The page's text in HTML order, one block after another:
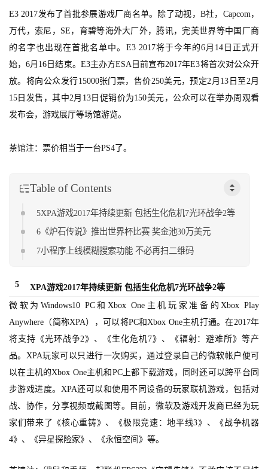
首
页
游
茶
原
创
戏
手
戏
单
机
游
闲
游
戏
2
E3 2017发布了首批参展游戏厂商名单。除了动视，B社，Capcom，
万代，索尼，SE，育碧等海外大厂外，腾讯，完美世界等中国厂商
的名字也出现在首批名单中。E3 2017将于今年的6月14日正式开
始，6月16日结束。E3主办方ESA目前宣布2017年E3将首次对公众开
放。将向公众发行15000张门票，售价250美元，预定2月13日至2月
15日发售，其中2月13日促销价为150美元，公众可以在举办周观看
发布会，游戏展厅等场馆游览。
茶馆注：票价相当于一台PS4了。
Table of Contents
5XPA游戏2017年持续更新 包括生化危机7光环战争2等
6《炉石传说》推出世界杯比赛 奖金池30万美元
7小程序上线模糊搜索功能 不必再扫二维码
5
XPA游戏2017年持续更新 包括生化危机7光环战争2等
微软为Windows10 PC和Xbox One主机玩家准备的Xbox Play
Anywhere（简称XPA），可以将PC和Xbox One主机打通。在2017年
将支持《光环战争2》、《生化危机7》、《辐射：避难所》等产
品。XPA玩家可以只进行一次购买，通过登录自己的微软帐户便可
以在主机的Xbox One主机和PC上都下载游戏，同时还可以跨平台同
步游戏进度。XPA还可以和使用不同设备的玩家联机游戏，包括对
战、协作，分享视频或截图等。目前，微软及游戏开发商已经为玩
家们带来了《核心重铸》、《极限竞速：地平线3》、《战争机器
4》、《异星探险家》、《永恒空间》等。